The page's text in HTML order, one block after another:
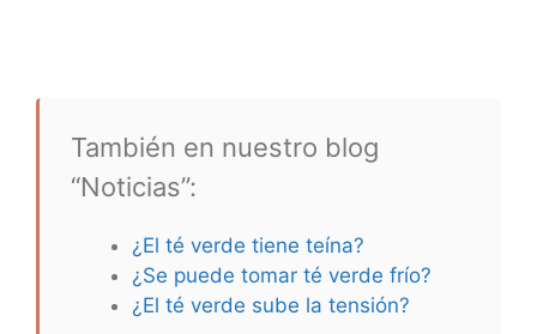
También en nuestro blog
“Noticias”:
¿El té verde tiene teína?
¿Se puede tomar té verde frío?
¿El té verde sube la tensión?